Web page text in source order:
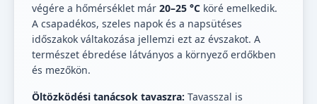
végére a hőmérséklet már 20–25 °C köré emelkedik.
A csapadékos, szeles napok és a napsütéses
időszakok váltakozása jellemzi ezt az évszakot. A
természet ébredése látványos a környező erdőkben
és mezőkön.
Öltözködési tanácsok tavaszra: Tavasszal is